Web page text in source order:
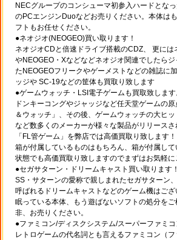
NECグループのコンシューマ初参入ハードとな
のPCエンジンDuoなどお売りください。本体は
フトもお任せください。
●ネオジオ(NEOGEO)買い取ります！
ネオジオCDと倍速ドライブ搭載のCDZ、 更には
やNEOGEO・Xなどなどネオジオ関連でしたら
たNEOGEOフリークやゲーメストなどの雑誌に
ッジや SC-19などの筐体も買取り致します
●ゲームウォッチ・LSI電子ゲームも買取致します
ドンキーコングやジャッジなど任天堂ゲームの
＆ウォッチ」、その後、ゲームウォッチの大ヒ
など数多くのメーカーが様々な製品がリリース
「FL管ゲーム」を弊店では高価買取り致します！
箱が付属しているものはもちろん、箱が付属し
状態でも高価買取り致しますのでまずはお気軽に
●セガサターン・ドリームキャスト買い取ります！
SS・サターンの愛称で親しまれたセガサターン
呼ばれるドリームキャストなどのゲーム機はご
眠っている本体、もう遊ばないソフトの処分を
非、お売りください。
●ファミコン/ディスクシステム/スーパーファミコ
レトロゲームの代名詞とも言えるファミコン（フ